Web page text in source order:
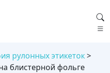
рулонных этикеток>
блистерной фольге